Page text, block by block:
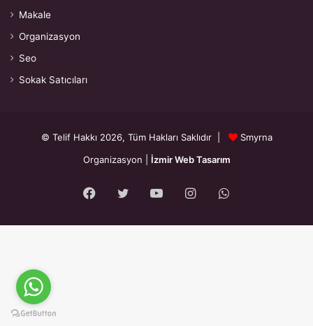
Makale
Organizasyon
Seo
Sokak Satıcıları
© Telif Hakkı 2026, Tüm Hakları Saklıdır |
Smyrna
Organizasyon
İzmir Web Tasarım
Facebook
TwitterYouTubeInstagramWhatsApp
content\/plugins\/*","\/wp-content\/themes\/smyrna\/*","\/*\\?(.+)"]}},
{"not":{"selector_matches":"a[rel~=\"nofollow\"]"}},{"not":
{"selector_matches":".no-prefetch, .no-prefetch
a"}}]},"eagerness":"conservative"}]}